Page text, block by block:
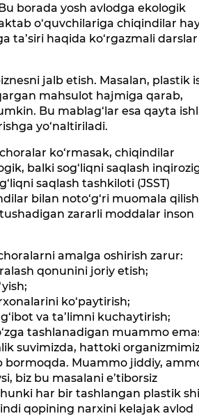
borada yosh avlodga ekologik
o‘quvchilariga chiqindilar
ta’siri haqida ko‘rgazmali darslar
jalb etish. Masalan, plastik
mahsulot hajmiga qarab,
Bu mablag‘lar esa qayta
yo‘naltiriladi.
ko‘rmasak, chiqindilar
balki sog‘liqni saqlash
saqlash tashkiloti (JSST)
bilan noto‘g‘ri muomala qilish
zararli moddalar inson
amalga oshirish zarur:
qonunini joriy etish;
ko‘paytirish;
va ta’limni kuchaytirish;
tashlanadigan muammo
suvimizda, hattoki
bormoqda. Muammo jiddiy,
biz bu masalani e’tiborsiz
har bir tashlangan plastik
qopining narxini kelajak avlod